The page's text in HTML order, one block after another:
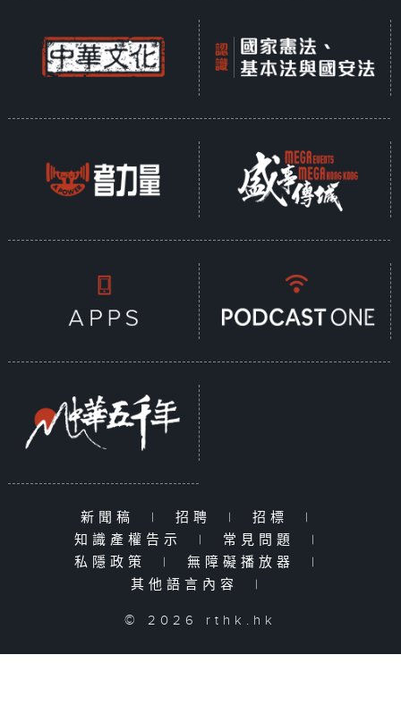
新聞稿 | 招聘 | 招標
|
知識產權告示
| 常見問題
|
私隱政策
| 無障礙播放器
|
其他語言內容
|
© 2026 rthk.hk